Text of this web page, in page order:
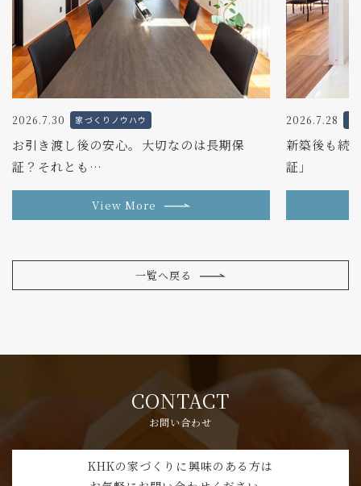
2026.7.30 家づくりノウハウ
お引き渡し後の安心。大切なのは長期保
証？それとも…
View More
2026.7.28
新築後も続
証」
一覧へ戻る
CONTACT
お問い合わせ
KHKの家づくりに興味のある方は